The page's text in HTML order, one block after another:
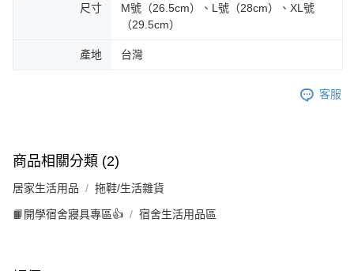
尺寸
M號（26.5cm）、L號（28cm）、XL號
（29.5cm）
產地 台灣
客服
商品相關分類 (2)
居家生活用品 拖鞋/生活雜貨
📙開學宿舍寢具專區👍 宿舍生活用品區